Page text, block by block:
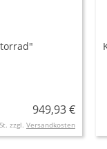
949,93 €
zzgl. Versandkosten